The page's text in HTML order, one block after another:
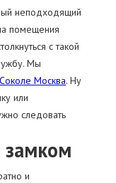
неподходящий
помещения
с такой
Мы
Москва. Ну
или
следовать
замком
и